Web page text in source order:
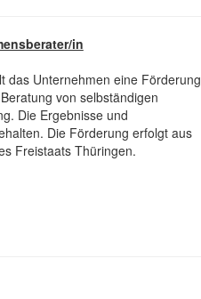
in
das Unternehmen eine Förderung
von selbständigen
Die Ergebnisse und
Die Förderung erfolgt aus
Freistaats Thüringen.